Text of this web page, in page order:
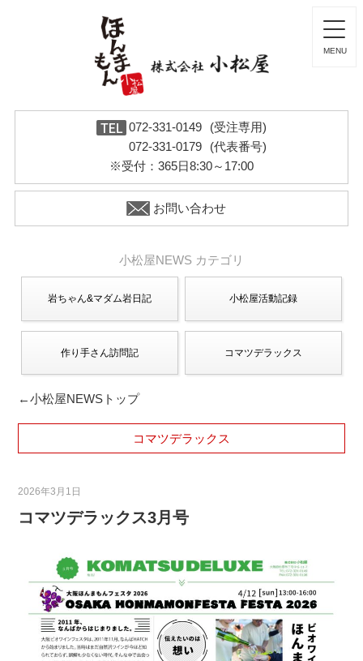
072-331-0149
(受注専用)
072-331-0179
(代表番号)
※受付：365日8:30～17:00
お問い合わせ
小松屋NEWS カテゴリ
岩ちゃん&マダム岩日記 小松屋活動記録
作り手さん訪問記 コマツデラックス
←小松屋NEWSトップ
コマツデラックス
2026年3月1日
コマツデラックス3月号